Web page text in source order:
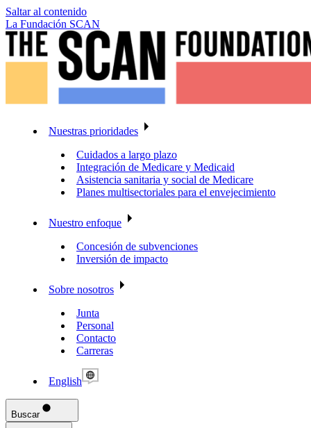
Saltar al contenido
La Fundación SCAN
Nuestras prioridades
Cuidados a largo plazo
Integración de Medicare y Medicaid
Asistencia sanitaria y social de Medicare
Planes multisectoriales para el envejecimiento
Nuestro enfoque
Concesión de subvenciones
Inversión de impacto
Sobre nosotros
Junta
Personal
Contacto
Carreras
English
Buscar